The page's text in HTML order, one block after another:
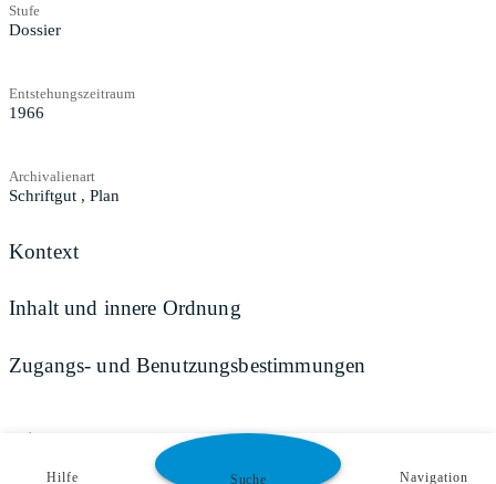
Stufe
Dossier
Entstehungszeitraum
1966
Archivalienart
Schriftgut , Plan
Kontext
Inhalt und innere Ordnung
Zugangs- und Benutzungsbestimmungen
Teilen
Hilfe Suche Navigation